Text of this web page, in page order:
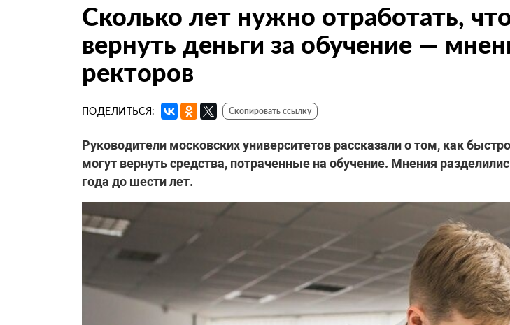
Сколько лет нужно отработать,
вернуть деньги за обучение —
ректоров
ПОДЕЛИТЬСЯ: Скопировать ссылку
Руководители московских университетов рассказали о том, как
могут вернуть средства, потраченные на обучение. Мнения
года до шести лет.